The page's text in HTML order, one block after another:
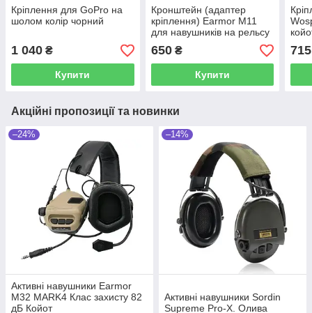
Кріплення для GoPro на
шолом колір чорний
1 040 ₴
Купити
Кронштейн (адаптер
кріплення) Earmor M11
для навушників на рельсу
ARC
650₴
Купити
715
Акційні пропозиції та новинки
–24%
Активні навушники Earmor
M32 MARK4 Клас захисту 82
дБ Койот
–14%
Активні навушники Sordin
Supreme Pro-X. Олива